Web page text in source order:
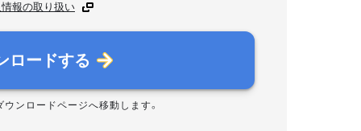
報の取り扱い
ロードする
ウンロードページへ移動します。